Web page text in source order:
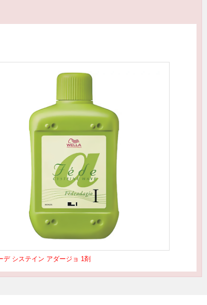
デ システイン アダージョ 1剤